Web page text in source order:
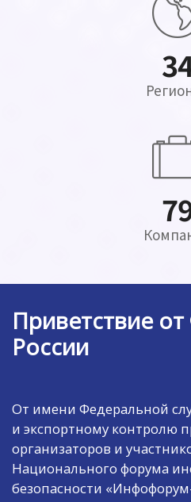
Приветствие
России
От имени Федеральной
и экспортному контролю
организаторов и
Национального форума
безопасности